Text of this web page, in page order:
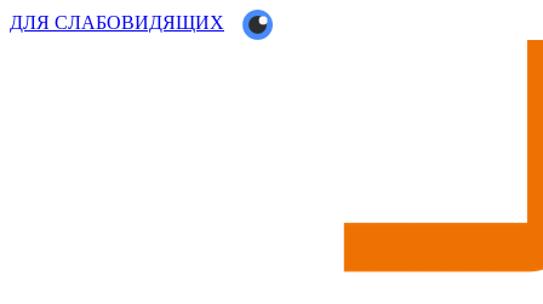
ДЛЯ СЛАБОВИДЯЩИХ